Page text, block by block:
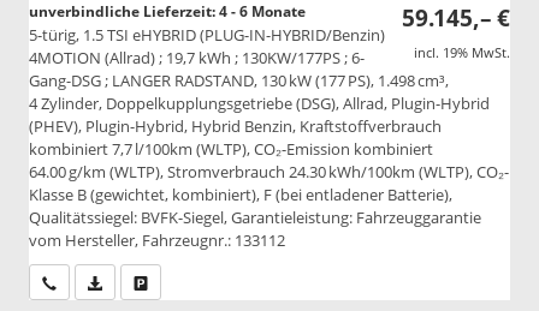
59.145,– €
incl. 19% MwSt.
unverbindliche Lieferzeit: 4 - 6 Monate
5-türig, 1.5 TSI eHYBRID (PLUG-IN-HYBRID/Benzin)
4MOTION (Allrad) ; 19,7 kWh ; 130KW/177PS ; 6-
Gang-DSG ; LANGER RADSTAND, 130 kW (177 PS), 1.498 cm³,
4 Zylinder, Doppelkupplungsgetriebe (DSG), Allrad, Plugin-Hybrid
(PHEV), Plugin-Hybrid, Hybrid Benzin, Kraftstoffverbrauch
kombiniert 7,7 l/100km (WLTP), CO₂-Emission kombiniert
64.00 g/km (WLTP), Stromverbrauch 24.30 kWh/100km (WLTP), CO₂-
Klasse B (gewichtet, kombiniert), F (bei entladener Batterie),
Qualitätssiegel: BVFK-Siegel, Garantieleistung: Fahrzeuggarantie
vom Hersteller, Fahrzeugnr.: 133112
Wir rufen Sie anPDF-Datei, Fahrzeugexposé drucken